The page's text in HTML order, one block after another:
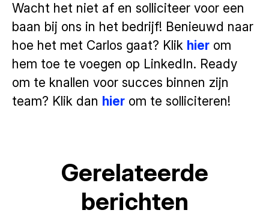
Wacht het niet af en solliciteer voor een
baan bij ons in het bedrijf! Benieuwd naar
hoe het met Carlos gaat? Klik hier om
hem toe te voegen op LinkedIn. Ready
om te knallen voor succes binnen zijn
team? Klik dan hier om te solliciteren!
Gerelateerde
berichten
Startsalaris HBO 2026: Wat je
Wat zijn de meest gevraagde
vaardigheden voor junior
Hittegolf op kantoor? Dit trek je